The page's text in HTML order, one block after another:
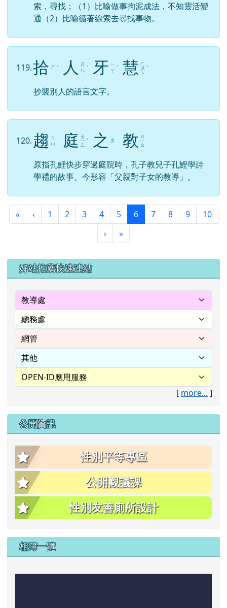
索，尋找；（1）比喻做事拘泥成法，不知靈活變
通（2）比喻循著線索去尋找事物。
119.拾 ㄕ ˊ 人
ㄖ
ㄣ ˊ 牙 ㄧ
ㄚ ˊ 慧 ㄏ
ㄨ
ㄟ
ˋ
抄襲別人的語言文字。
120. 趨
ㄑ
ㄩ
庭 ㄊ
ㄧ
ㄥ
ˊ 之 ㄓ 教 ㄐ
ㄧ
ㄠ
原指孔鯉快步穿過庭院時，孔子教兒子孔鯉學詩
學禮的故事。今形容「父親對子女的教導」。
«第一頁
‹上一頁
1 2 3 4 5 6(目前頁次)
7 8 9
10
›下一頁
»最後頁
左邊區域內容
好站推薦快速連結
[ more... ]
公開資訊
性別平等專區
公開觀議課
性別友善廁所設計
相簿一覽